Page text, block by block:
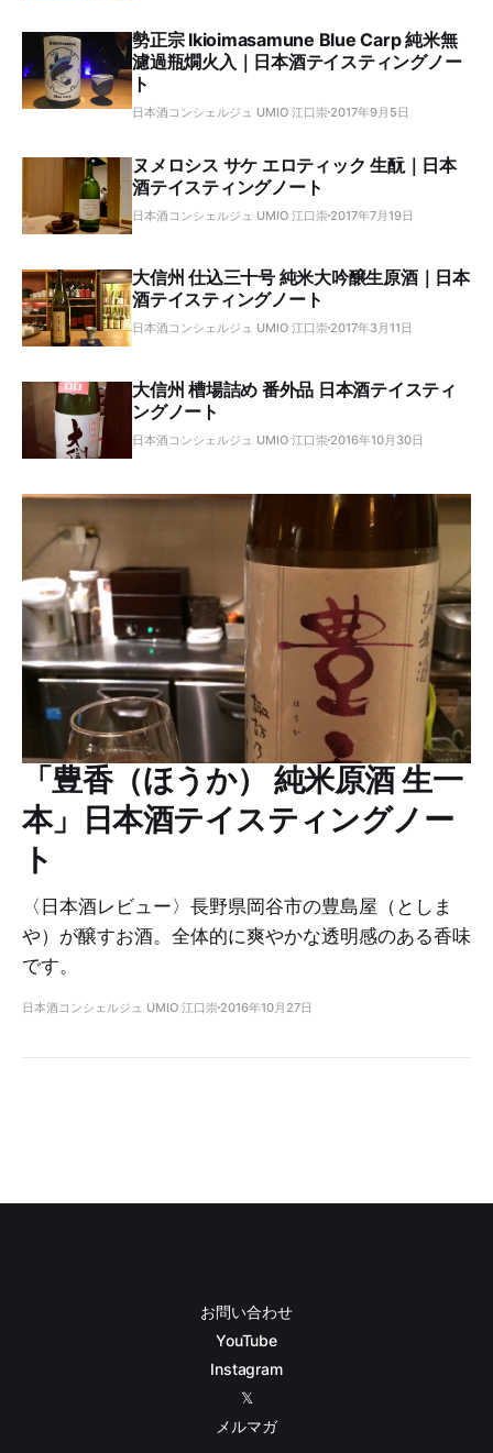
勢正宗 Ikioimasamune Blue Carp 純米無
濾過瓶燗火入｜日本酒テイスティングノー
ト
日本酒コンシェルジュ UMIO 江口崇 2017年9月5日
ヌメロシス サケ エロティック 生酛｜日本
酒テイスティングノート
日本酒コンシェルジュ UMIO 江口崇 2017年7月19日
大信州 仕込三十号 純米大吟醸生原酒｜日本
酒テイスティングノート
日本酒コンシェルジュ UMIO 江口崇 2017年3月11日
大信州 槽場詰め 番外品 日本酒テイスティ
ングノート
日本酒コンシェルジュ UMIO 江口崇 2016年10月30日
「豊香（ほうか） 純米原酒 生一
本」日本酒テイスティングノー
ト
〈日本酒レビュー〉長野県岡谷市の豊島屋（としま
や）が醸すお酒。全体的に爽やかな透明感のある香味
です。
日本酒コンシェルジュ UMIO 江口崇 2016年10月27日
お問い合わせ
YouTube
Instagram
𝕏
メルマガ